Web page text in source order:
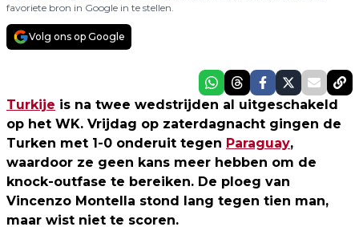
favoriete bron in Google in te stellen.
Volg ons op Google
Turkije is na twee wedstrijden al uitgeschakeld
op het WK. Vrijdag op zaterdagnacht gingen de
Turken met 1-0 onderuit tegen Paraguay,
waardoor ze geen kans meer hebben om de
knock-outfase te bereiken. De ploeg van
Vincenzo Montella stond lang tegen tien man,
maar wist niet te scoren.